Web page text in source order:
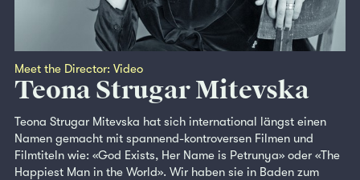
Meet the Director: Video
Teona Strugar Mitevska
Teona Strugar Mitevska hat sich international längst einen
Namen gemacht mit spannend-kontroversen Filmen und
Filmtiteln wie: «God Exists, Her Name is Petrunya» oder «The
Happiest Man in the World». Wir haben sie in Baden zum